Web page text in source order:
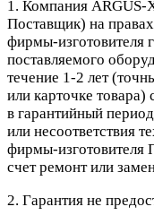
1. Компания
Поставщик) на
фирмы-изготовителя
поставляемого
течение 1-2 лет
или карточке товара)
в гарантийный
или несоответствия
фирмы-изготовителя
счет ремонт или
2. Гарантия не